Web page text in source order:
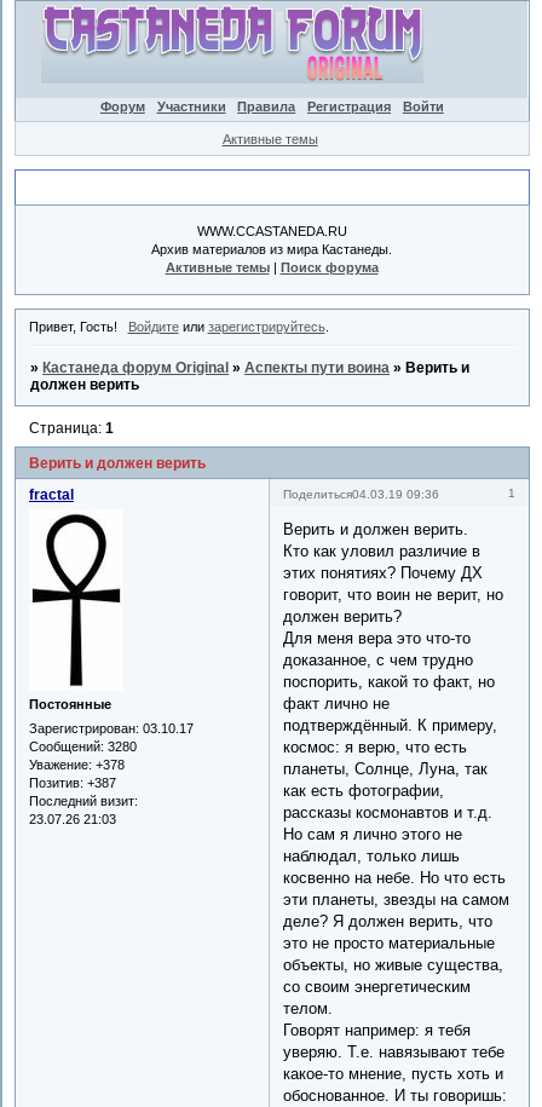
Форум Участники Правила Регистрация Войти
Активные темы
WWW.CCASTANEDA.RU
Архив материалов из мира Кастанеды.
Активные темы| Поиск форума
Привет, Гость! Войдитеили зарегистрируйтесь.
» Кастанеда форум Original »Аспекты пути воина » Верить и
должен верить
Верить и должен верить
Страница:1
Поделиться 1
04.03.19 09:36
fractal
Постоянные
Зарегистрирован: 03.10.17
Сообщений: 3280
Уважение: +378
Позитив: +387
Последний визит:
23.07.26 21:03
Верить и должен верить.
Кто как уловил различие в
этих понятиях? Почему ДХ
говорит, что воин не верит, но
должен верить?
Для меня вера это что-то
доказанное, с чем трудно
поспорить, какой то факт, но
факт лично не
подтверждённый. К примеру,
космос: я верю, что есть
планеты, Солнце, Луна, так
как есть фотографии,
рассказы космонавтов и т.д.
Но сам я лично этого не
наблюдал, только лишь
косвенно на небе. Но что есть
эти планеты, звезды на самом
деле? Я должен верить, что
это не просто материальные
объекты, но живые существа,
со своим энергетическим
телом.
Говорят например: я тебя
уверяю. Т.е. навязывают тебе
какое-то мнение, пусть хоть и
обоснованное. И ты говоришь: